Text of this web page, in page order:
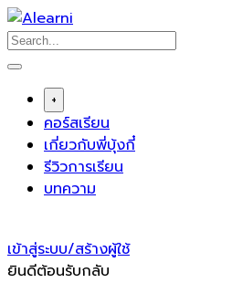
Skip
to
content
+
คอร์สเรียน
เกี่ยวกับพี่บุ้งกี๋
รีวิวการเรียน
บทความ
เข้าสู่ระบบ/สร้างผู้ใช้
ยินดีต้อนรับกลับ